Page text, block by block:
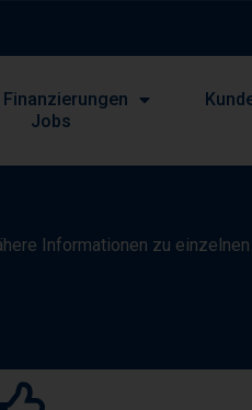
Finanzierungen
Jobs
Informationen zu